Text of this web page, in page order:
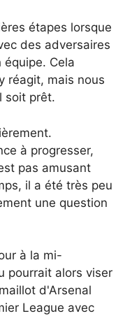
étapes lorsque
des adversaires
Cela
réagit, mais nous
soit prêt.
à progresser,
pas amusant
il a été très peu
une question
à la mi-
pourrait alors viser
d'Arsenal
League avec